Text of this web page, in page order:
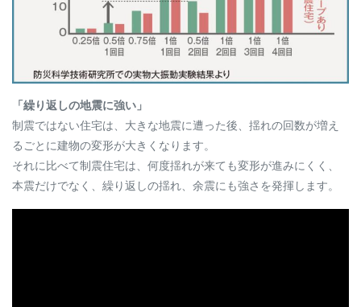
「繰り返しの地震に強い」
制震ではない住宅は、大きな地震に遭った後、揺れの回数が増え
るごとに建物の変形が大きくなります。
それに比べて制震住宅は、何度揺れが来ても変形が進みにくく、
本震だけでなく、繰り返しの揺れ、余震にも強さを発揮します。